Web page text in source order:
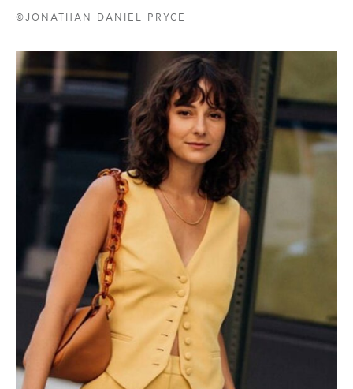
©JONATHAN DANIEL PRYCE